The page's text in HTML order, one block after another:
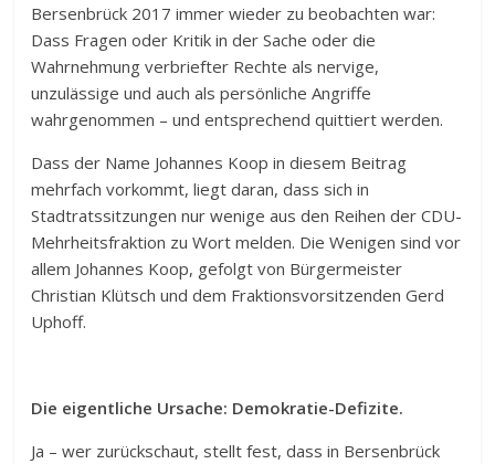
Bersenbrück 2017 immer wieder zu beobachten war:
Dass Fragen oder Kritik in der Sache oder die
Wahrnehmung verbriefter Rechte als nervige,
unzulässige und auch als persönliche Angriffe
wahrgenommen – und entsprechend quittiert werden.
Dass der Name Johannes Koop in diesem Beitrag
mehrfach vorkommt, liegt daran, dass sich in
Stadtratssitzungen nur wenige aus den Reihen der CDU-
Mehrheitsfraktion zu Wort melden. Die Wenigen sind vor
allem Johannes Koop, gefolgt von Bürgermeister
Christian Klütsch und dem Fraktionsvorsitzenden Gerd
Uphoff.
Die eigentliche Ursache: Demokratie-Defizite.
Ja – wer zurückschaut, stellt fest, dass in Bersenbrück